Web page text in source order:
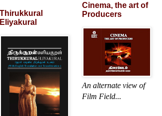
Thirukkural
Eliyakural
Cinema, the art of
Producers
An alternate view of
Film Field...